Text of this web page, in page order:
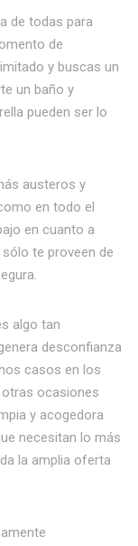
de todas para
de
y buscas un
un baño y
pueden ser lo
austeros y
en todo el
en cuanto a
te proveen de
algo tan
desconfianza
casos en los
ocasiones
y acogedora
necesitan lo más
la amplia oferta